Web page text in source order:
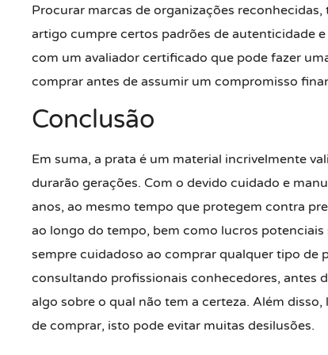
Procurar marcas de organizações
artigo cumpre certos padrões de autenticidade
com um avaliador certificado que pode fazer
comprar antes de assumir um compromisso
Conclusão
Em suma, a prata é um material incrivelmente
durarão gerações. Com o devido cuidado e
anos, ao mesmo tempo que protegem contra
ao longo do tempo, bem como lucros
sempre cuidadoso ao comprar qualquer tipo
consultando profissionais conhecedores, antes
algo sobre o qual não tem a certeza. Além
de comprar, isto pode evitar muitas desilusões.